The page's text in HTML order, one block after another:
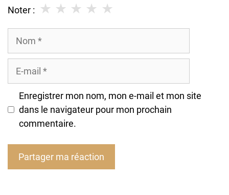
Noter : ★
★
★
★
★
Enregistrer mon nom, mon e-mail et mon site
dans le navigateur pour mon prochain
commentaire.